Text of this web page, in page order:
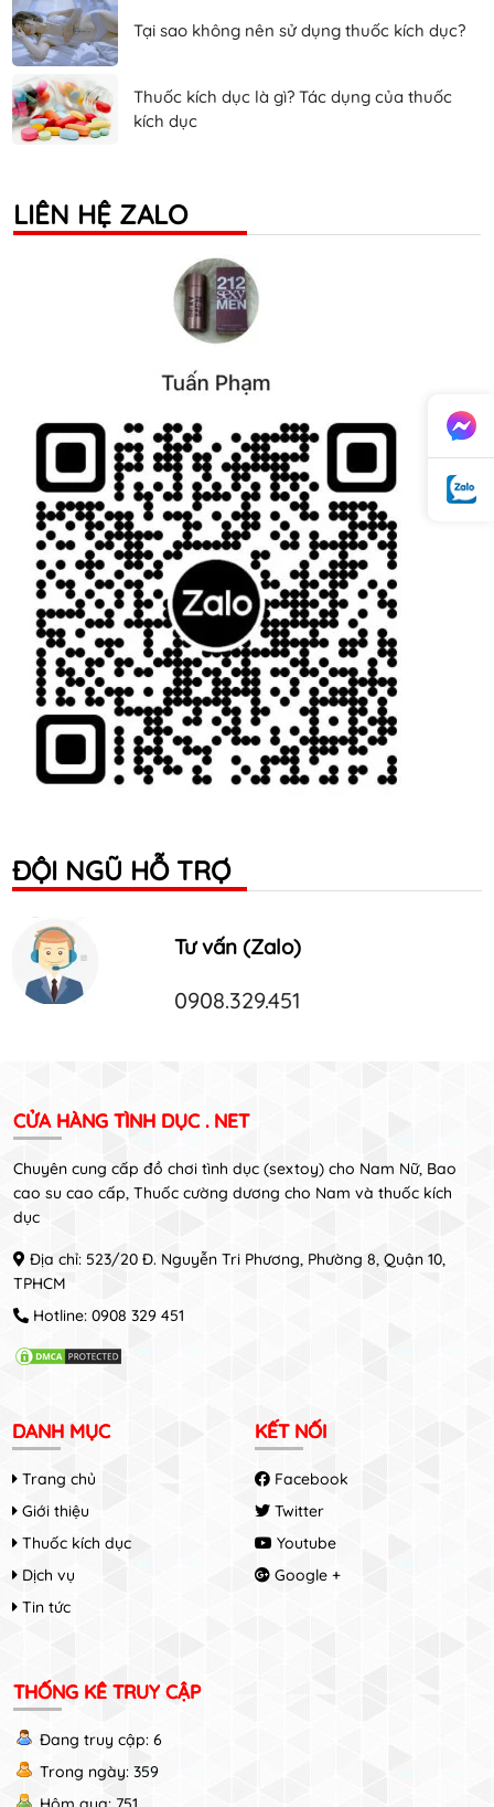
Tại sao không nên sử dụng thuốc kích dục?
Thuốc kích dục là gì? Tác dụng của thuốc
kích dục
LIÊN HỆ ZALO
ĐỘI NGŨ HỖ TRỢ
Tư vấn (Zalo)
0908.329.451
CỬA HÀNG TÌNH DỤC . NET
Chuyên cung cấp đồ chơi tình dục (sextoy) cho Nam Nữ, Bao
cao su cao cấp, Thuốc cường dương cho Nam và thuốc kích
dục
Địa chỉ: 523/20 Đ. Nguyễn Tri Phương, Phường 8, Quận 10,
TPHCM
Hotline: 0908 329 451
DANH MỤC
Trang chủ
Giới thiệu
Thuốc kích dục
Dịch vụ
Tin tức
KẾT NỐI
Facebook
Twitter
Youtube
Google +
THỐNG KÊ TRUY CẬP
Đang truy cập: 6
Trong ngày: 359